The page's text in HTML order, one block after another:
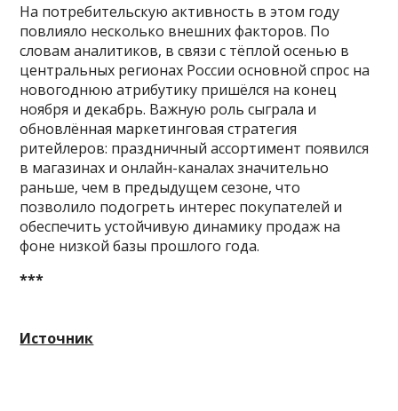
На потребительскую активность в этом году
повлияло несколько внешних факторов. По
словам аналитиков, в связи с тёплой осенью в
центральных регионах России основной спрос на
новогоднюю атрибутику пришёлся на конец
ноября и декабрь. Важную роль сыграла и
обновлённая маркетинговая стратегия
ритейлеров: праздничный ассортимент появился
в магазинах и онлайн-каналах значительно
раньше, чем в предыдущем сезоне, что
позволило подогреть интерес покупателей и
обеспечить устойчивую динамику продаж на
фоне низкой базы прошлого года.
***
Источник